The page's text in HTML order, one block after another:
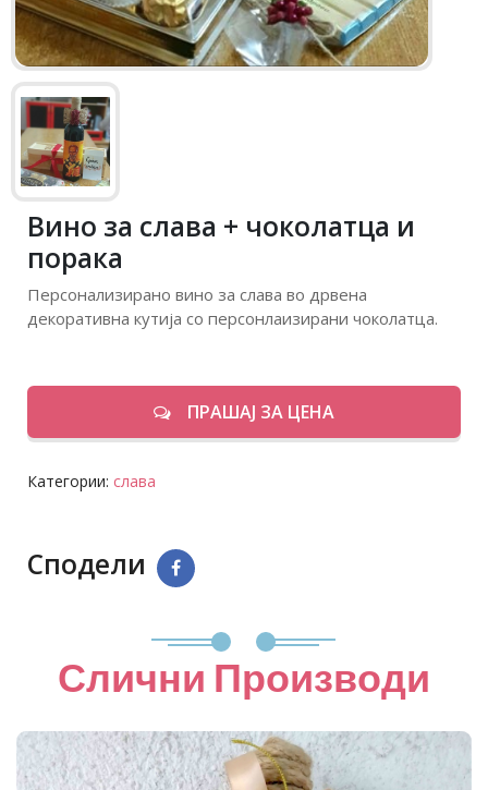
Вино за слава + чоколатца и
порака
Персонализирано вино за слава во дрвена
декоративна кутија со персонлаизирани чоколатца.
ПРАШАЈ ЗА ЦЕНА
Категории: слава
Сподели
Слични Производи